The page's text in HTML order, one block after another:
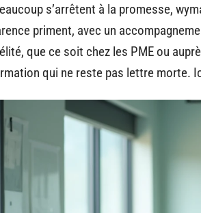
s’arrêtent à la promesse,
priment, avec un
que ce soit chez les PME ou
qui ne reste pas lettre morte.